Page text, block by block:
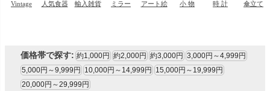
価格帯で探す: 約1,000円 約2,000円 約3,000円 3,000円～4,999円
5,000円～9,999円
10,000円～14,999円
15,000円～19,999円
20,000円～29,999円